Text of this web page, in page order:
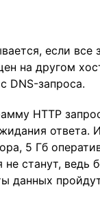
если
на другом
DNS-запроса.
HTTP
ответа.
5 Гб
не станут,
данных